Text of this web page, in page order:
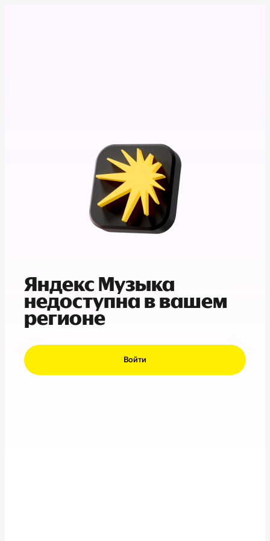
Яндекс Музыка
недоступна в вашем
регионе
Войти